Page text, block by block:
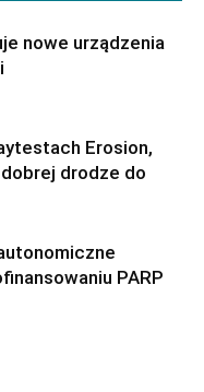
nowe urządzenia
Erosion,
drodze do
PARP